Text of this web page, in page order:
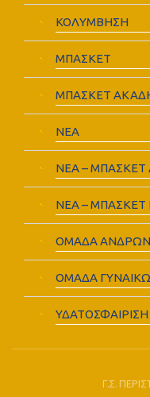
ΚΟΛΥΜΒΗΣΗ
ΜΠΑΣΚΕΤ
ΜΠΑΣΚΕΤ
ΝΕΑ
ΝΕΑ –
ΝΕΑ – ΜΠΑΣΚΕΤ
ΟΜΑΔΑ ΑΝΔΡΩΝ
ΟΜΑΔΑ
ΥΔΑΤΟΣΦΑΙΡΙΣΗ
Γ.Σ.